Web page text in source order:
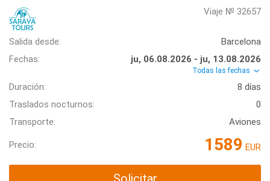
Viaje № 32657
Salida desde:
Barcelona
Fechas:
ju, 06.08.2026 - ju, 13.08.2026
Todas las fechas
Duración:
8 días
Traslados nocturnos:
0
Transporte:
Aviones
Precio: 1589 EUR